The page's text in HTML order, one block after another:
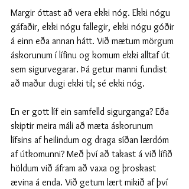
Margir óttast að vera ekki nóg. Ekki nógu
gáfaðir, ekki nógu fallegir, ekki nógu góðir
á einn eða annan hátt. Við mætum mörgum
áskorunum í lífinu og komum ekki alltaf út
sem sigurvegarar. Þá getur manni fundist
að maður dugi ekki til; sé ekki nóg.
En er gott líf ein samfelld sigurganga? Eða
skiptir meira máli að mæta áskorunum
lífsins af heilindum og draga síðan lærdóm
af útkomunni? Með því að takast á við lífið
höldum við áfram að vaxa og þroskast
ævina á enda. Við getum lært mikið af því